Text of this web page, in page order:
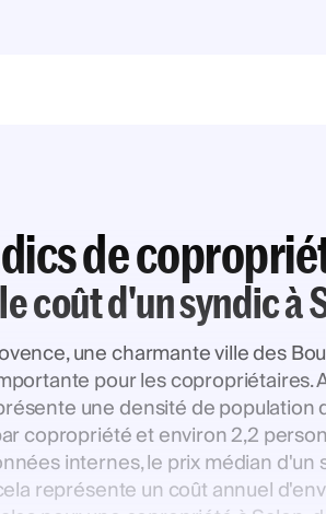
de
coût d'un syndic à
une charmante ville des
pour les copropriétaires.
une densité de population
copropriété et environ 2,2
internes, le prix médian
représente un coût annuel